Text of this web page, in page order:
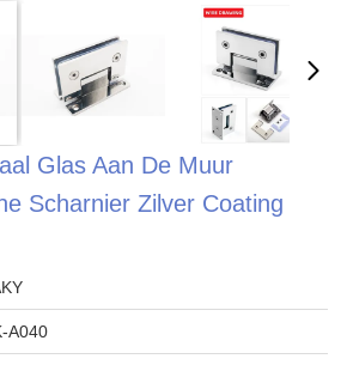
Glas Aan De Muur
Scharnier Zilver Coating
A040